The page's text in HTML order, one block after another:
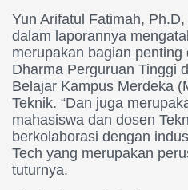
Yun Arifatul Fatimah,
dalam laporannya
merupakan bagian penting
Dharma Perguruan Tinggi
Belajar Kampus Merdeka
Teknik. “Dan juga
mahasiswa dan dosen
berkolaborasi dengan
Tech yang merupakan
tuturnya.